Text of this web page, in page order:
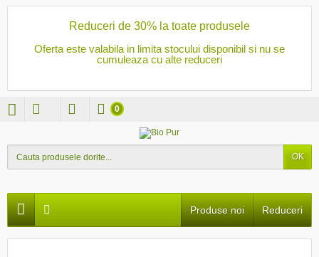
Reduceri de 30% la toate produsele
Oferta este valabila in limita stocului disponibil si nu se
cumuleaza cu alte reduceri
OK
0
Reduceri
Produse noi